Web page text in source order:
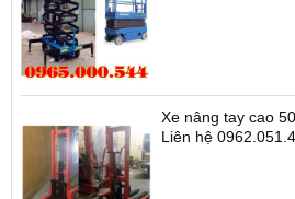
Xe nâng tay cao
Liên hệ